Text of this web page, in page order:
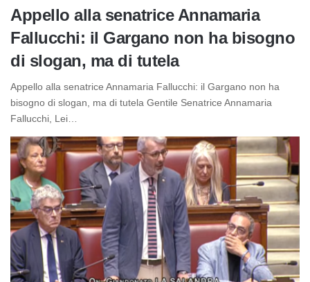
Appello alla senatrice Annamaria
Fallucchi: il Gargano non ha bisogno
di slogan, ma di tutela
Appello alla senatrice Annamaria Fallucchi: il Gargano non ha
bisogno di slogan, ma di tutela Gentile Senatrice Annamaria
Fallucchi, Lei…